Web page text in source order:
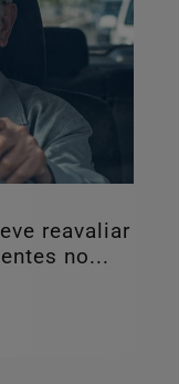
reavaliar
no...